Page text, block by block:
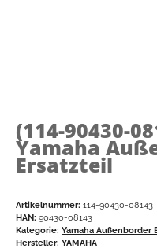
(114-90430-
Yamaha
Ersatzteil
Artikelnummer: 114-90430-08143
HAN: 90430-08143
Kategorie: Yamaha Außenborder
Hersteller: YAMAHA